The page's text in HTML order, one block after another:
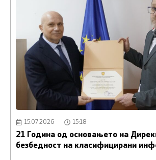
15.07.2026 15:18
21 Година од основањето на
безбедност на класифицирани